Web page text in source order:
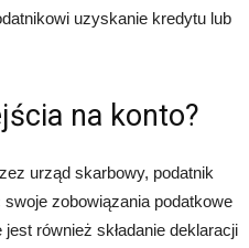
uzyskanie kredytu lub
na konto?
urząd skarbowy, podatnik
zobowiązania podatkowe
również składanie deklaracji